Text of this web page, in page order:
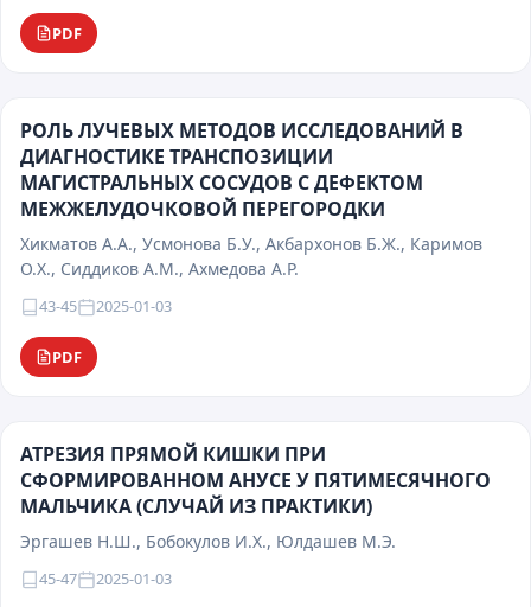
PDF
РОЛЬ ЛУЧЕВЫХ МЕТОДОВ ИССЛЕДОВАНИЙ В
ДИАГНОСТИКЕ ТРАНСПОЗИЦИИ
МАГИСТРАЛЬНЫХ СОСУДОВ С ДЕФЕКТОМ
МЕЖЖЕЛУДОЧКОВОЙ ПЕРЕГОРОДКИ
Хикматов А.А., Усмонова Б.У., Акбархонов Б.Ж., Каримов
О.Х., Сиддиков А.М., Ахмедова А.Р.
43-45 2025-01-03
PDF
АТРЕЗИЯ ПРЯМОЙ КИШКИ ПРИ
СФОРМИРОВАННОМ АНУСЕ У ПЯТИМЕСЯЧНОГО
МАЛЬЧИКА (СЛУЧАЙ ИЗ ПРАКТИКИ)
Эргашев Н.Ш., Бобокулов И.Х., Юлдашев М.Э.
45-47 2025-01-03